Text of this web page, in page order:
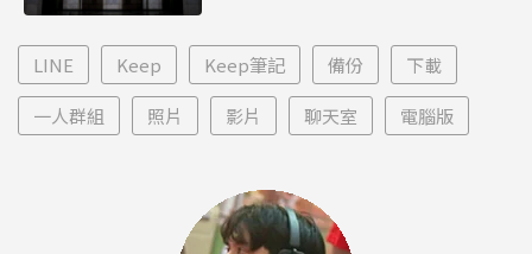
LINE Keep Keep筆記 備份 下載
一人群組 照片 影片 聊天室 電腦版